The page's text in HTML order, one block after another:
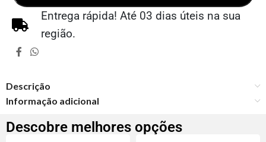
Entrega rápida! Até 03 dias úteis na sua
região.
Descrição
Informação adicional
Descobre melhores opções